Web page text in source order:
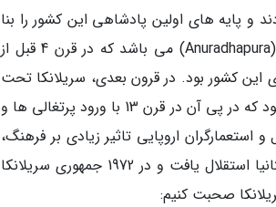
و پایه های اولین پادشاهی این کشور را بنا
نهادند. از جمله سلسله های معروف سریلانکا مربوط به پادشاهی آنوراداپورا (Anuradhapura) می باشد که در قرن 4 قبل از
کشور بود. در قرون بعدی، سریلانکا تحت
تأثیر فرهنگ های متعددی نهاده شد. از جمله این فرهنگ ها هندی و بودایی بود که در پی آن در قرن 13 با ورود پرتغالی ها و
اروپایی تاثیر زیادی بر فرهنگ،
معماری، و اقتصاد سریلانکا گذاشتند. در نهایت، سریلانکا در سال 1948 از بریتانیا استقلال یافت و در 1972 جمهوری سریلانکا
صحبت کنیم: